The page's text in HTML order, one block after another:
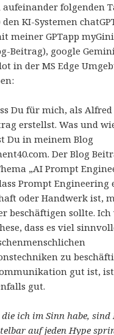
folgenden
den KI-Systemen
meiner GPTapp
Beitrag), google
in der MS Edge
Du für mich, als Alfred
erstellst. Was und
Du in meinem Blog
Der Blog
„AI Prompt
Prompt Engineering
oder Handwerk ist,
beschäftigen sollte.
dass es viel
zu
gut ist,
gut.
ich im Sinn habe, sind
auf jeden Hype